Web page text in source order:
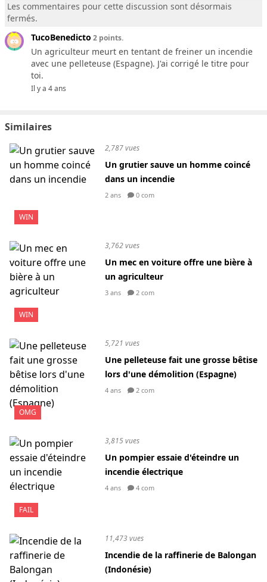
Les commentaires pour cette discussion sont désormais
fermés.
TucoBenedicto 2 points.
Un agriculteur meurt en tentant de freiner un incendie
avec une pelleteuse (Espagne). J'ai corrigé le titre pour
toi.
Il y a 4 ans
Similaires
WIN
2,787 vues
Un grutier sauve un homme coincé
dans un incendie
2 ans 0 com
WIN
3,762 vues
Un mec en voiture offre une bière à
un agriculteur
3 ans 2 com
OMG
5,721 vues
Une pelleteuse fait une grosse bêtise
lors d'une démolition (Espagne)
4 ans 2 com
FAIL
3,815 vues
Un pompier essaie d'éteindre un
incendie électrique
4 ans 4 com
11,473 vues
Incendie de la raffinerie de Balongan
(Indonésie)